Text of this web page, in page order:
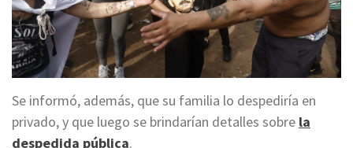
Se informó, además, que su familia lo despediría en
privado, y que luego se brindarían detalles sobre la
despedida pública.